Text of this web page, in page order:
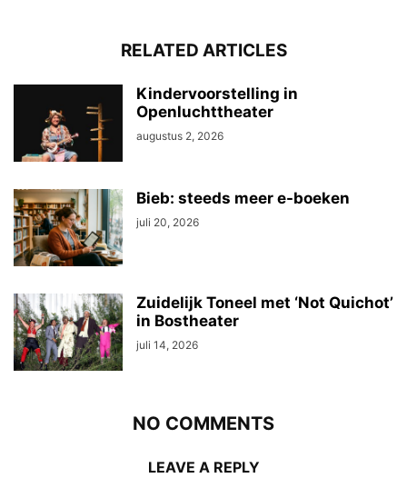
RELATED ARTICLES
Kindervoorstelling in
Openluchttheater
augustus 2, 2026
Bieb: steeds meer e-boeken
juli 20, 2026
Zuidelijk Toneel met ‘Not Quichot’
in Bostheater
juli 14, 2026
NO COMMENTS
LEAVE A REPLY